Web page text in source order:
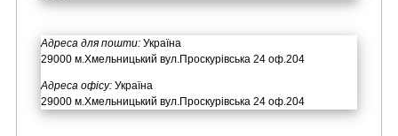
Адреса для пошти: Україна
29000 м.Хмельницький вул.Проскурівська 24 оф.204
Адреса офісу: Україна
29000 м.Хмельницький вул.Проскурівська 24 оф.204